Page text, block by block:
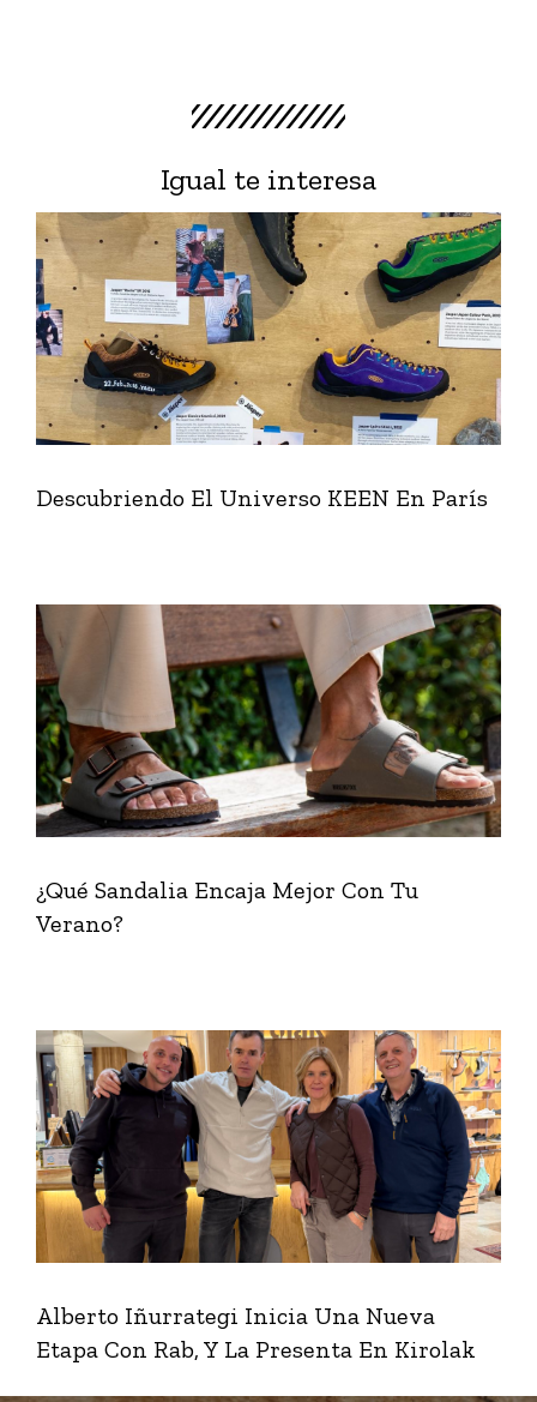
Igual te interesa
Descubriendo El Universo KEEN En París
¿Qué Sandalia Encaja Mejor Con Tu
Verano?
Alberto Iñurrategi Inicia Una Nueva
Etapa Con Rab, Y La Presenta En Kirolak